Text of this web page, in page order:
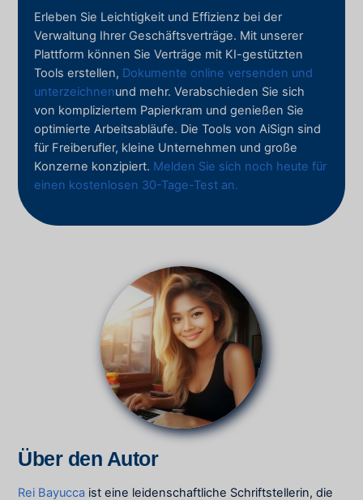
Erleben Sie Leichtigkeit und Effizienz bei der
Verwaltung Ihrer Geschäftsverträge. Mit unserer
Plattform können Sie Verträge mit KI-gestützten
Tools erstellen, Dokumente online versenden und
unterzeichnenund mehr. Verabschieden Sie sich
von kompliziertem Papierkram und genießen Sie
optimierte Arbeitsabläufe. Die Tools von AiSign sind
für Freiberufler, kleine Unternehmen und große
Konzerne konzipiert. Melden Sie sich noch heute für
einen kostenlosen 30-Tage-Test an.
Über den Autor
Rei Bayucca ist eine leidenschaftliche Schriftstellerin, die